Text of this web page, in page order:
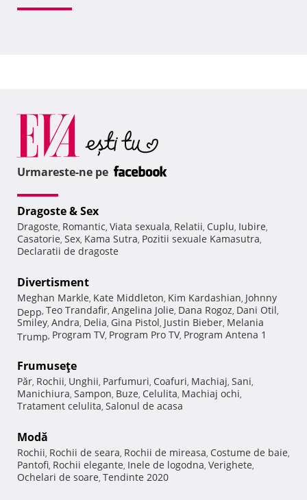
Urmareste-ne pe
Dragoste & Sex
Dragoste, Romantic, Viata sexuala, Relatii, Cuplu, Iubire,
Casatorie, Sex, Kama Sutra, Pozitii sexuale Kamasutra,
Declaratii de dragoste
Divertisment
Meghan Markle, Kate Middleton, Kim Kardashian, Johnny
Depp, Teo Trandafir, Angelina Jolie, Dana Rogoz, Dani Otil,
Smiley, Andra, Delia, Gina Pistol, Justin Bieber, Melania
Trump, Program TV, Program Pro TV, Program Antena 1
Frumuseţe
Păr, Rochii, Unghii, Parfumuri, Coafuri, Machiaj, Sani,
Manichiura, Sampon, Buze, Celulita, Machiaj ochi,
Tratament celulita, Salonul de acasa
Modă
Rochii, Rochii de seara, Rochii de mireasa, Costume de baie,
Pantofi, Rochii elegante, Inele de logodna, Verighete,
Ochelari de soare, Tendinte 2020